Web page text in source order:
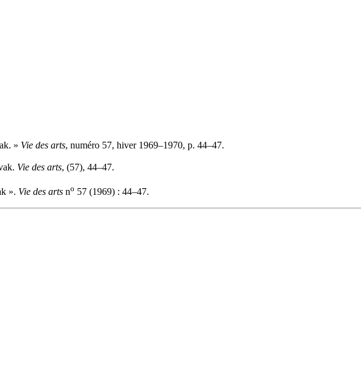
» Vie des arts, numéro 57, hiver 1969–1970, p. 44–47.
Vie des arts, (57), 44–47.
». Vie des arts no 57 (1969) : 44–47.